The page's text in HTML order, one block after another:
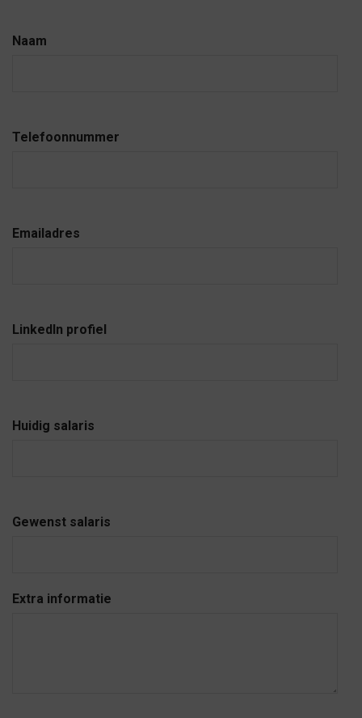
Naam
Telefoonnummer
Emailadres
LinkedIn profiel
Huidig salaris
Gewenst salaris
Extra informatie